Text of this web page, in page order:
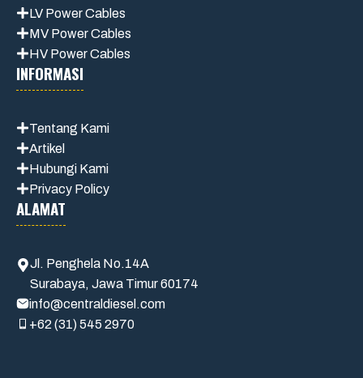
LV Power Cables
MV Power Cables
HV Power Cables
INFORMASI
Tentang Kami
Artikel
Hubungi Kami
Privacy Policy
ALAMAT
Jl. Penghela No.14A
Surabaya, Jawa Timur 60174
info@centraldiesel.com
+62 (31) 545 2970